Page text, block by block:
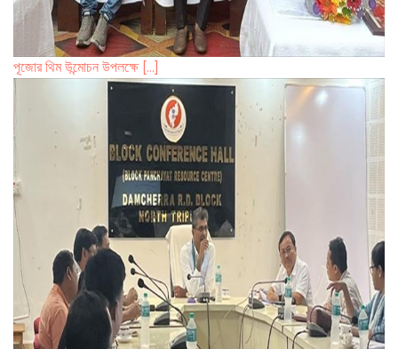
পূজোর থিম উন্মোচন উপলক্ষে [...]